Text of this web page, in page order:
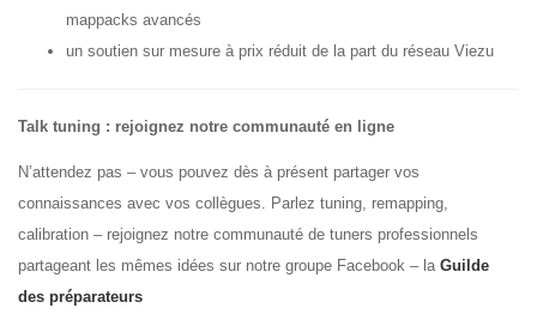
mappacks avancés
un soutien sur mesure à prix réduit de la part du réseau Viezu
Talk tuning : rejoignez notre communauté en ligne
N’attendez pas – vous pouvez dès à présent partager vos
connaissances avec vos collègues. Parlez tuning, remapping,
calibration – rejoignez notre communauté de tuners professionnels
partageant les mêmes idées sur notre groupe Facebook – la Guilde
des préparateurs